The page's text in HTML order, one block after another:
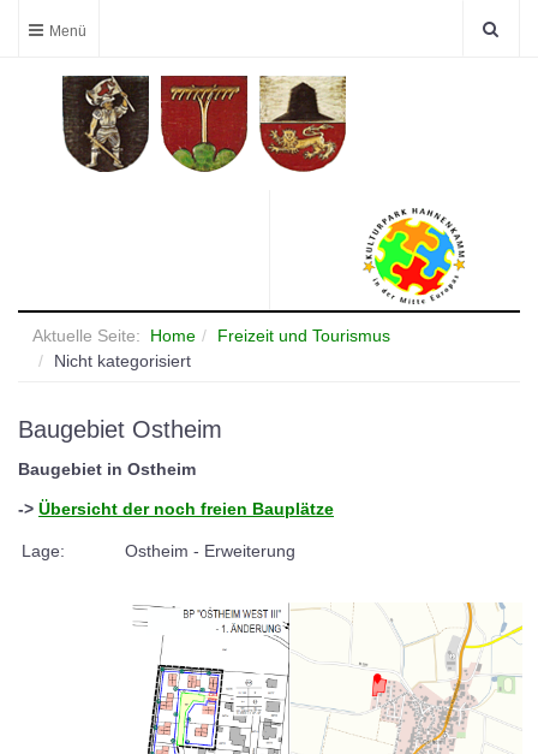
Aktuelle Seite: Home
Freizeit und Tourismus
Nicht kategorisiert
Baugebiet Ostheim
Baugebiet in Ostheim
-> Übersicht der noch freien Bauplätze
Lage: Ostheim - Erweiterung